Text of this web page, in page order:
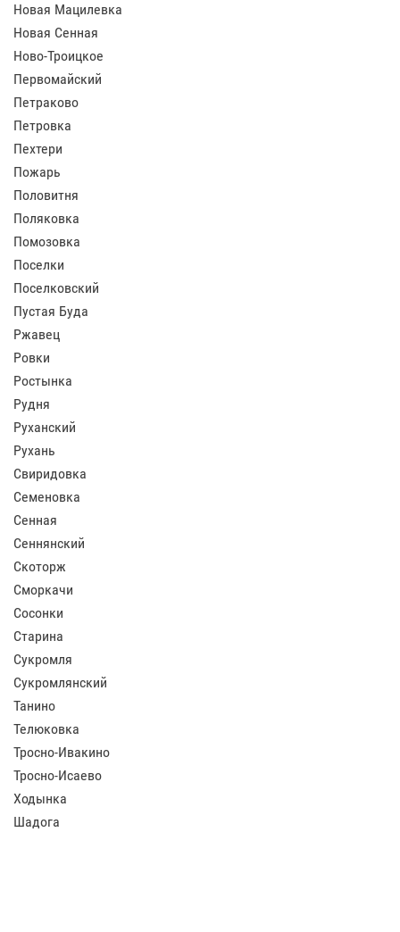
Новая Мацилевка
Новая Сенная
Ново-Троицкое
Первомайский
Петраково
Петровка
Пехтери
Пожарь
Половитня
Поляковка
Помозовка
Поселки
Поселковский
Пустая Буда
Ржавец
Ровки
Ростынка
Рудня
Руханский
Рухань
Свиридовка
Семеновка
Сенная
Сеннянский
Скоторж
Сморкачи
Сосонки
Старина
Сукромля
Сукромлянский
Танино
Телюковка
Тросно-Ивакино
Тросно-Исаево
Ходынка
Шадога